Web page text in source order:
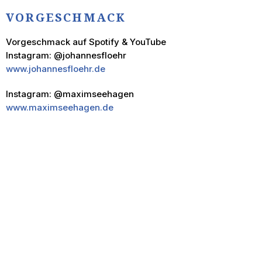
VORGESCHMACK
Vorgeschmack auf Spotify & YouTube
Instagram: @johannesfloehr
www.johannesfloehr.de
Instagram: @maximseehagen
www.maximseehagen.de